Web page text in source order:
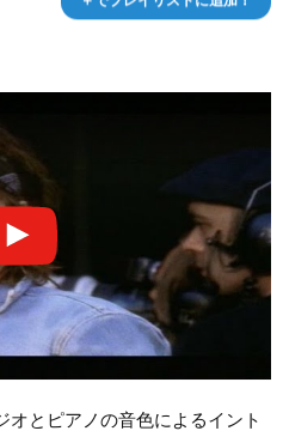
とピアノの音色によるイント